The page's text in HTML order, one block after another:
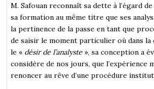
M. Safouan reconnaît sa dette à l’égard
sa formation au même titre que ses
la pertinence de la passe en tant que
de saisir le moment particulier où dans la
le « désir de l’analyste », sa conception a
considère de nos jours, que l’expérience
renoncer au rêve d’une procédure